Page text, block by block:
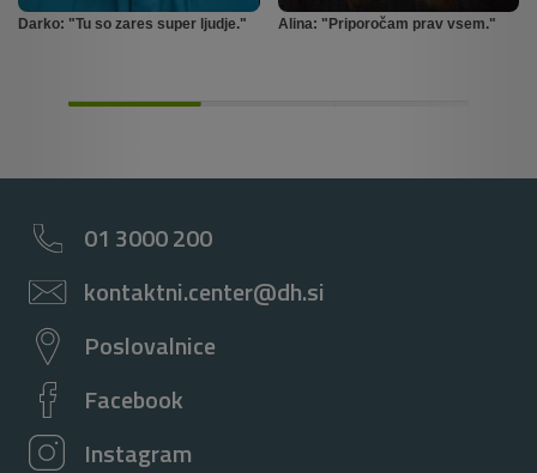
Darko: "Tu so zares super ljudje." Alina: "Priporočam prav vsem."
01 3000 200
kontaktni.center@dh.si
Poslovalnice
Facebook
Instagram